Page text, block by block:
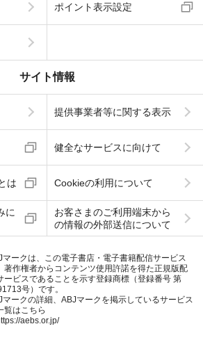
ポイント表示設定
サイト情報
提供事業者等に関する表示
健全なサービスに向けて
は Cookieの利用について
に
お客さまのご利用端末から
の情報の外部送信について
マークは、この電子書店・電子書籍配信サービス
著作権者からコンテンツ使用許諾を得た正規版配
ービスであることを示す登録商標（登録番号 第
号）です。
マークの詳細、ABJマークを掲示しているサービス
覧はこちら
aebs.or.jp/